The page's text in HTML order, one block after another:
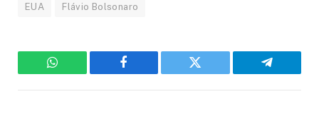
EUA Flávio Bolsonaro
WhatsApp Facebook Twitter Telegram